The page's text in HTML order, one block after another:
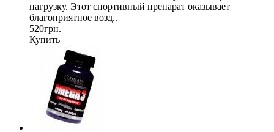
нагрузку. Этот спортивный препарат оказывает
благоприятное возд..
520грн.
Купить